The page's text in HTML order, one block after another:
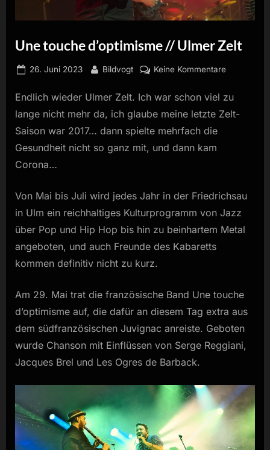
Une touche d’optimisme // Ulmer Zelt
Posted
26. Juni 2023 By
Bildvogt Keine Kommentarezu
touche
Endlich wieder Ulmer Zelt. Ich war schon viel zu
lange nicht mehr da, ich glaube meine letzte Zelt-
Saison war 2017… dann spielte mehrfach die
Gesundheit nicht so ganz mit, und dann kam
Corona…
Von Mai bis Juli wird jedes Jahr in der Friedrichsau
in Ulm ein reichhaltiges Kulturprogramm von Jazz
über Pop und Hip Hop bis hin zu beinhartem Metal
angeboten, und auch Freunde des Kabaretts
kommen definitiv nicht zu kurz.
Am 29. Mai trat die französische Band Une touche
d’optimisme auf, die dafür an diesem Tag extra aus
dem südfranzösischen Juvignac anreiste. Geboten
wurde Chanson mit Einflüssen von Serge Reggiani,
Jacques Brel und Les Ogres de Barback.